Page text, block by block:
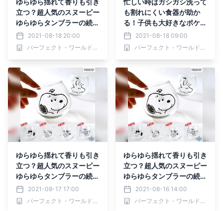
ゆらゆら揺れて香りも引き
立つ？超人気のスヌーピー
ゆらゆらタンブラーの続編
が大集合♪
2021-08-18 20:00
パーフェクト・ワールド株式会社
忙しい時はガシガシ洗って
も割れにくい食器が助か
る！子供も大好きなポケモ
ンなら親も子供もWin-Wi
nだよね？
2021-08-18 09:00
パーフェクト・ワールド株式会社
ゆらゆら揺れて香りも引き
立つ？超人気のスヌーピー
ゆらゆらタンブラーの続編
が大集合♪
2021-08-17 17:00
パーフェクト・ワールド株式会社
ゆらゆら揺れて香りも引き
立つ？超人気のスヌーピー
ゆらゆらタンブラーの続編
が大集合♪
2021-08-16 14:00
パーフェクト・ワールド株式会社